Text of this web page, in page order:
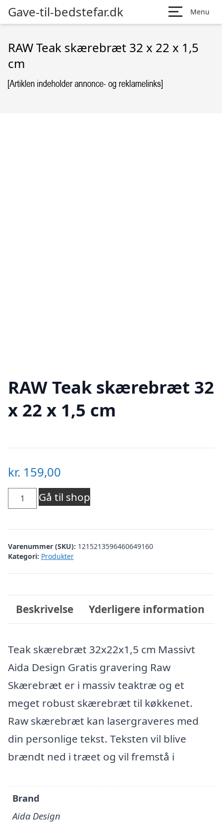
Gave-til-bedstefar.dk Menu
RAW Teak skærebræt 32 x 22 x 1,5
cm
RAW Teak skærebræt 32
x 22 x 1,5 cm
kr. 159,00
RAW
skærebræt
32
1,5
antal
Gå til shop
Varenummer (SKU): 1215213596460649160
Kategori: Produkter
Beskrivelse Yderligere information
Teak skærebræt 32x22x1,5 cm Massivt
Aida Design Gratis gravering Raw
Skærebræt er i massiv teaktræ og et
meget robust skærebræt til køkkenet.
Raw skærebræt kan lasergraveres med
din personlige tekst. Teksten vil blive
brændt ned i træet og vil fremstå i
Brand
Aida Design